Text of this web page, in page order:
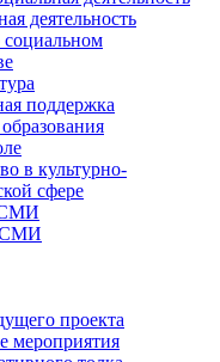
деятельность
поддержка
в культурно-
сфере
СМИ
СМИ
проекта
мероприятия